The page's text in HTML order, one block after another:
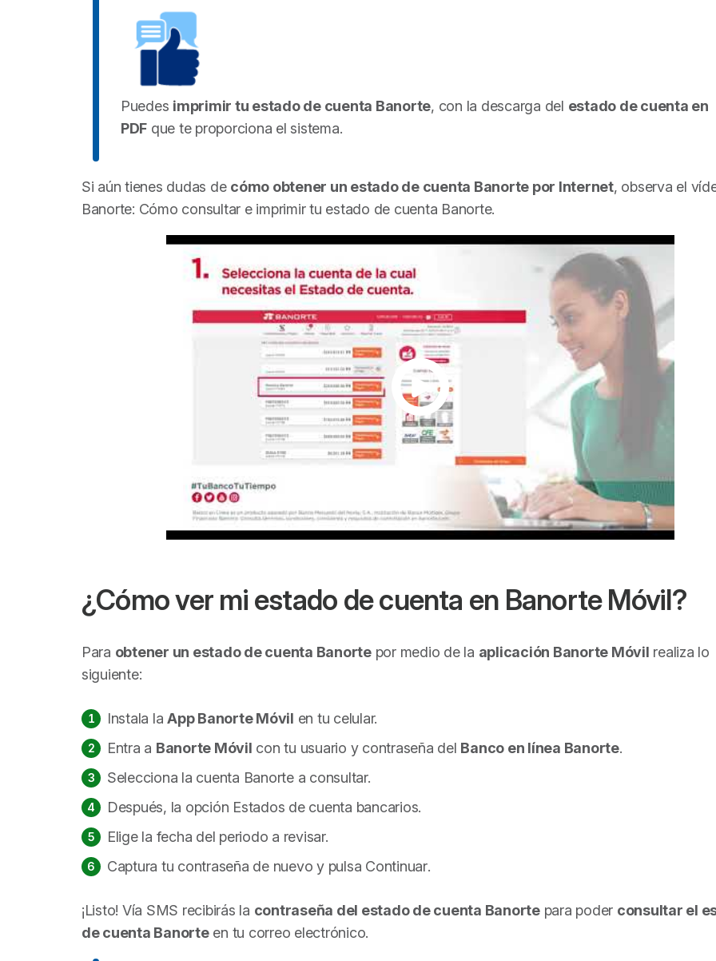
Puedes imprimir tu estado de cuenta Banorte, con la descarga del estado de cuenta en
PDF que te proporciona el sistema.
Si aún tienes dudas de cómo obtener un estado de cuenta Banorte por Internet, observa el
Banorte: Cómo consultar e imprimir tu estado de cuenta Banorte.
¿Cómo ver mi estado de cuenta en Banorte Móvil?
Para obtener un estado de cuenta Banortepor medio de la aplicación Banorte Móvil realiza lo
siguiente:
Instala laApp Banorte Móvil en tu celular.
Entra a Banorte Móvil con tu usuario y contraseña del Banco en línea Banorte.
Selecciona la cuenta Banorte a consultar.
Después, la opción Estados de cuenta bancarios.
Elige la fecha del periodo a revisar.
Captura tu contraseña de nuevo y pulsa Continuar.
¡Listo! Vía SMS recibirás la contraseña del estado de cuenta Banortepara poder consultar el
de cuenta Banorteen tu correo electrónico.